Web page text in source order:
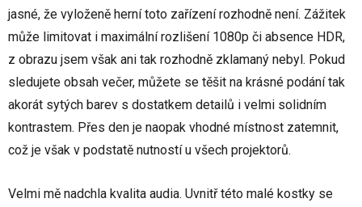
jasné, že vyloženě herní toto zařízení rozhodně není. Zážitek
může limitovat i maximální rozlišení 1080p či absence HDR,
z obrazu jsem však ani tak rozhodně zklamaný nebyl. Pokud
sledujete obsah večer, můžete se těšit na krásné podání tak
akorát sytých barev s dostatkem detailů i velmi solidním
kontrastem. Přes den je naopak vhodné místnost zatemnit,
což je však v podstatě nutností u všech projektorů.
Velmi mě nadchla kvalita audia. Uvnitř této malé kostky se